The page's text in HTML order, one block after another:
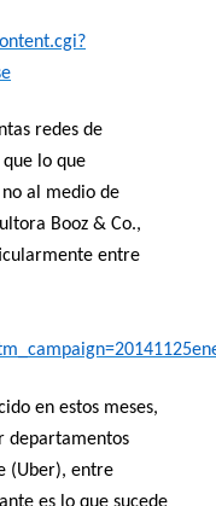
redes de
lo que
al medio de
Booz & Co.,
entre
en estos meses,
departamentos
(Uber), entre
es lo que sucede